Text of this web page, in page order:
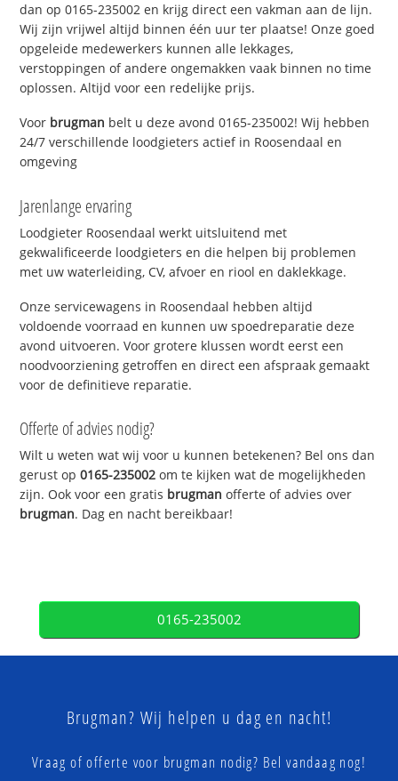
dan op 0165-235002 en krijg direct een vakman aan de lijn.
Wij zijn vrijwel altijd binnen één uur ter plaatse! Onze goed
opgeleide medewerkers kunnen alle lekkages,
verstoppingen of andere ongemakken vaak binnen no time
oplossen. Altijd voor een redelijke prijs.
Voor brugman belt u deze avond 0165-235002! Wij hebben
24/7 verschillende loodgieters actief in Roosendaal en
omgeving
Jarenlange ervaring
Loodgieter Roosendaal werkt uitsluitend met
gekwalificeerde loodgieters en die helpen bij problemen
met uw waterleiding, CV, afvoer en riool en daklekkage.
Onze servicewagens in Roosendaal hebben altijd
voldoende voorraad en kunnen uw spoedreparatie deze
avond uitvoeren. Voor grotere klussen wordt eerst een
noodvoorziening getroffen en direct een afspraak gemaakt
voor de definitieve reparatie.
Offerte of advies nodig?
Wilt u weten wat wij voor u kunnen betekenen? Bel ons dan
gerust op0165-235002 om te kijken wat de mogelijkheden
zijn. Ook voor een gratis brugman offerte of advies over
brugman. Dag en nacht bereikbaar!
0165-235002
Brugman? Wij helpen u dag en nacht!
Vraag of offerte voor brugman nodig? Bel vandaag nog!